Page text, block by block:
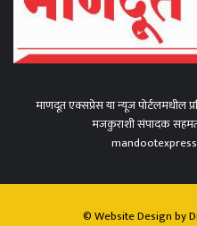
माणदूत एक्सप्रेस या न्यूज पोर्टलमधील
मजकुराशी संपादक
© Website Design by